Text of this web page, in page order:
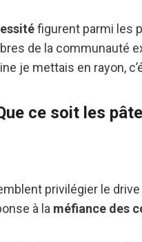
figurent parmi les
de la communauté
je mettais en rayon,
ce soit les
privilégier le
à la méfiance des